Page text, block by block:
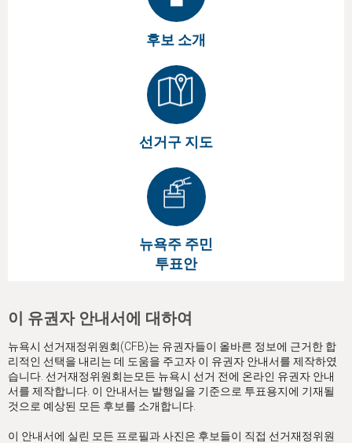
후보 소개
선거구 지도
뉴욕주 주민
투표안
이 유권자 안내서에 대하여
뉴욕시 선거재정위원회(CFB)는 유권자들이 올바른 정보에 근거한 합
리적인 선택을 내리는 데 도움을 주고자 이 유권자 안내서를 제작하였
습니다. 선거재정위원회는모든 뉴욕시 선거 전에 온라인 유권자 안내
서를 제작합니다. 이 안내서는 발행일을 기준으로 투표용지에 기재될
것으로 예상된 모든 후보를 소개합니다.
이 안내서에 실린 모든 프로필과 사진은 후보들이 직접 선거재정위원